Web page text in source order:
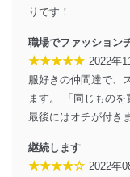
ステムに関する
絡ください。
適切、かつ迅速
株式会社富士山
係
FAX：03-5459-
e-mail：
りです！
職場でファッション
★★★★★ 2022年
服好きの仲間達で、
ます。 「同じもの
最後にはオチが付き
継続します
★★★★☆ 2022年